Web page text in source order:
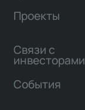
Проекты
Связи с
инвесторами
События